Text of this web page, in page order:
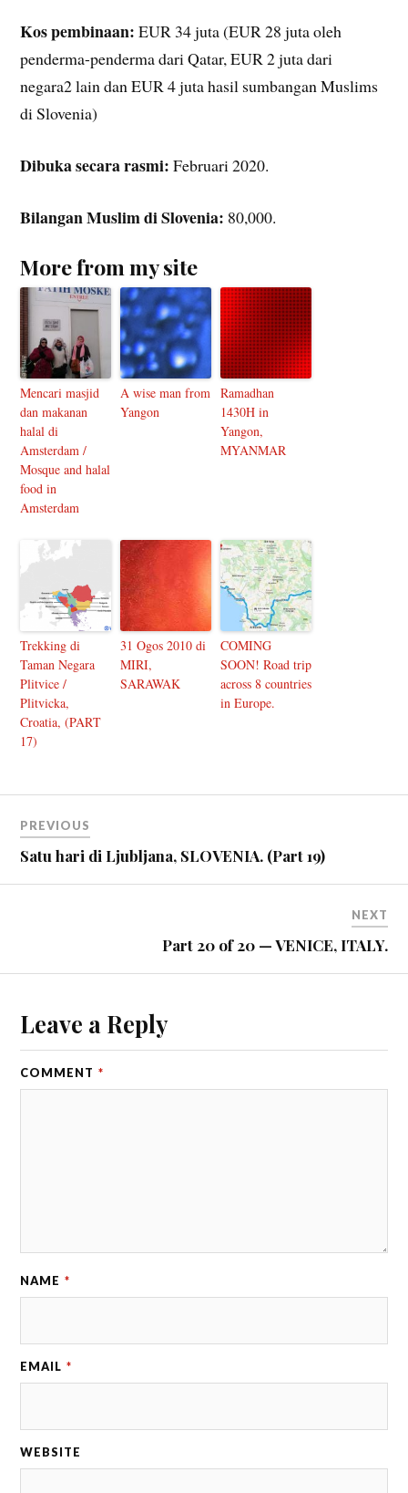
Kos pembinaan: EUR 34 juta (EUR 28 juta oleh
penderma-penderma dari Qatar, EUR 2 juta dari
negara2 lain dan EUR 4 juta hasil sumbangan Muslims
di Slovenia)
Dibuka secara rasmi:Februari 2020.
Bilangan Muslim di Slovenia: 80,000.
More from my site
Mencari masjid
dan makanan
halal di
Amsterdam /
Mosque and halal
food in
Amsterdam
A wise man from
Yangon
Ramadhan
1430H in
Yangon,
MYANMAR
Trekking di
Taman Negara
Plitvice /
Plitvicka,
Croatia, (PART
17)
31 Ogos 2010 di
MIRI,
SARAWAK
COMING
SOON! Road trip
across 8 countries
in Europe.
PREVIOUS
Satu hari di Ljubljana, SLOVENIA. (Part 19)
NEXT
Part 20 of 20 — VENICE, ITALY.
Leave a Reply
COMMENT *
NAME *
EMAIL *
WEBSITE